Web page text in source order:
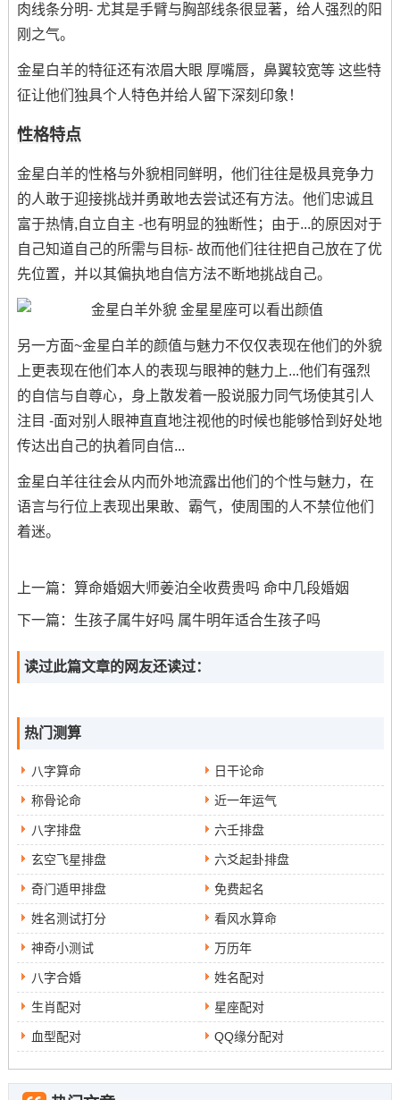
肉线条分明- 尤其是手臂与胸部线条很显著，给人强烈的阳
刚之气。
金星白羊的特征还有浓眉大眼 厚嘴唇，鼻翼较宽等 这些特
征让他们独具个人特色并给人留下深刻印象！
性格特点
金星白羊的性格与外貌相同鲜明，他们往往是极具竞争力
的人敢于迎接挑战并勇敢地去尝试还有方法。他们忠诚且
富于热情,自立自主 -也有明显的独断性；由于...的原因对于
自己知道自己的所需与目标- 故而他们往往把自己放在了优
先位置，并以其偏执地自信方法不断地挑战自己。
另一方面~金星白羊的颜值与魅力不仅仅表现在他们的外貌
上更表现在他们本人的表现与眼神的魅力上...他们有强烈
的自信与自尊心，身上散发着一股说服力同气场使其引人
注目 -面对别人眼神直直地注视他的时候也能够恰到好处地
传达出自己的执着同自信...
金星白羊往往会从内而外地流露出他们的个性与魅力，在
语言与行位上表现出果敢、霸气，使周围的人不禁位他们
着迷。
上一篇： 算命婚姻大师姜泊全收费贵吗 命中几段婚姻
下一篇： 生孩子属牛好吗 属牛明年适合生孩子吗
读过此篇文章的网友还读过：
热门测算
八字算命 日干论命
称骨论命 近一年运气
八字排盘 六壬排盘
玄空飞星排盘 六爻起卦排盘
奇门遁甲排盘 免费起名
姓名测试打分 看风水算命
神奇小测试 万历年
八字合婚 姓名配对
生肖配对 星座配对
血型配对 QQ缘分配对